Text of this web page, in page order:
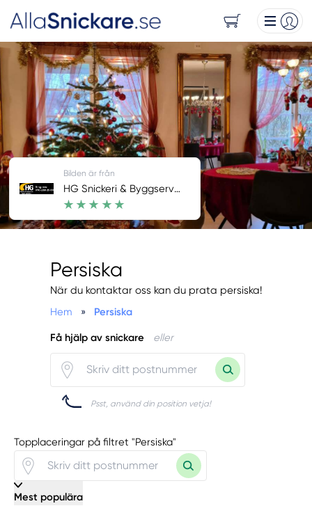
Persiska
När du kontaktar oss kan du prata persiska!
Hem
» Persiska
Få hjälp av snickare eller
Psst, använd din position vetja!
Bilden är från
HG Snickeri & Byggservice
Topplaceringar på filtret "Persiska"
Mest populära